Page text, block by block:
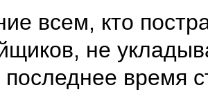
всем, кто
не
последнее время